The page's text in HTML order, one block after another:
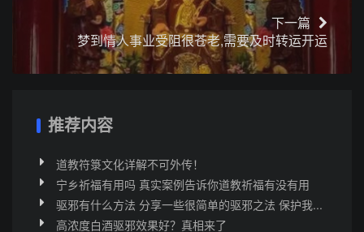
下一篇
梦到情人事业受阻很苍老,需要及时转运开运
推荐内容
道教符箓文化详解不可外传！
宁乡祈福有用吗 真实案例告诉你道教祈福有没有用
驱邪有什么方法 分享一些很简单的驱邪之法 保护我...
高浓度白酒驱邪效果好？真相来了